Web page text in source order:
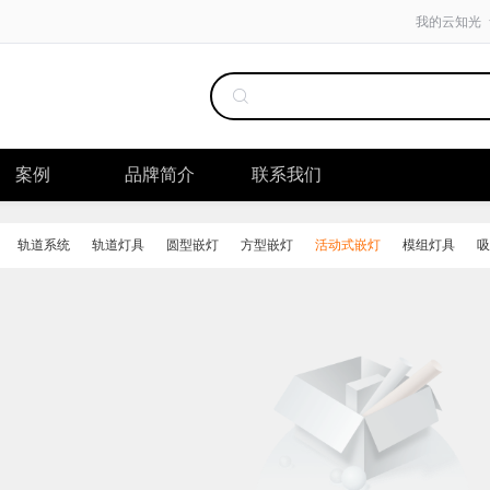
我的云知光
案例 品牌简介 联系我们
轨道系统 轨道灯具 圆型嵌灯 方型嵌灯 活动式嵌灯 模组灯具